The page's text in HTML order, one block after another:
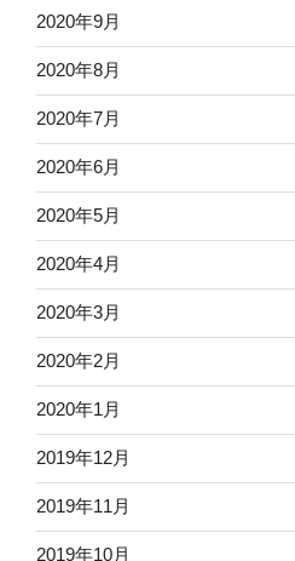
2020年9月
2020年8月
2020年7月
2020年6月
2020年5月
2020年4月
2020年3月
2020年2月
2020年1月
2019年12月
2019年11月
2019年10月